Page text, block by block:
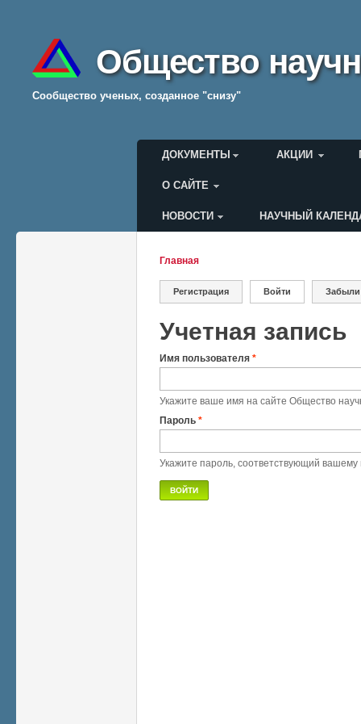
Общество
Cообщество ученых, созданное "снизу"
Главное меню
ДОКУМЕНТЫ АКЦИИ
О САЙТЕ
Меню пользователя
НОВОСТИ НАУЧНЫЙ
Вы здесь
Главная
Главные вкладки
Регистрация Войти (активная
Учетная запись
Имя пользователя *
Укажите ваше имя на сайте Общество
Пароль *
Укажите пароль, соответствующий вашему